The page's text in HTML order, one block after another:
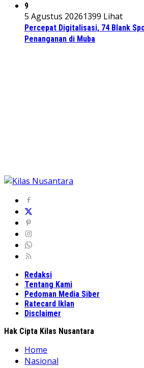
9
5 Agustus 20261399 Lihat
Percepat Digitalisasi, 74 Blank
Penanganan di Muba
Redaksi
Tentang Kami
Pedoman Media Siber
Ratecard Iklan
Disclaimer
Hak Cipta Kilas Nusantara
Home
Nasional